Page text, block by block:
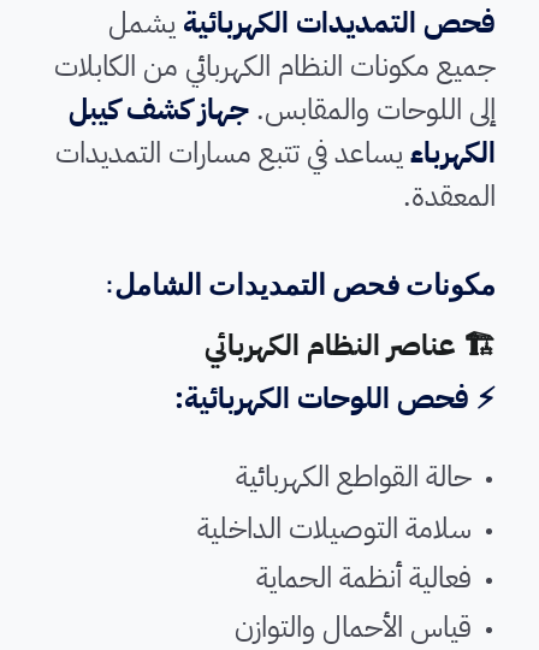
فحص التمديدات الكهربائية يشمل
جميع مكونات النظام الكهربائي من الكابلات
إلى اللوحات والمقابس.جهاز كشف كيبل
الكهرباءيساعد في تتبع مسارات التمديدات
المعقدة.
مكونات فحص التمديدات الشامل:
🏗️ عناصر النظام الكهربائي
⚡ فحص اللوحات الكهربائية:
حالة القواطع الكهربائية
سلامة التوصيلات الداخلية
فعالية أنظمة الحماية
قياس الأحمال والتوازن